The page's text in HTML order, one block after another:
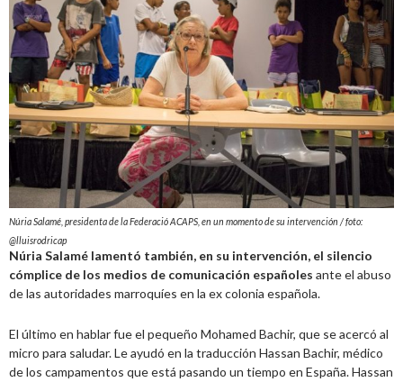
Núria Salamé, presidenta de la Federació ACAPS, en un momento de su intervención / foto:
@lluisrodricap
Núria Salamé lamentó también, en su intervención, el silencio
cómplice de los medios de comunicación españoles ante el abuso
de las autoridades marroquíes en la ex colonia española.
El último en hablar fue el pequeño Mohamed Bachir, que se acercó al
micro para saludar. Le ayudó en la traducción Hassan Bachir, médico
de los campamentos que está pasando un tiempo en España. Hassan